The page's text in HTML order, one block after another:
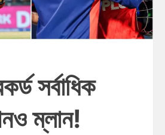
সর্বাধিক
ম্লান!